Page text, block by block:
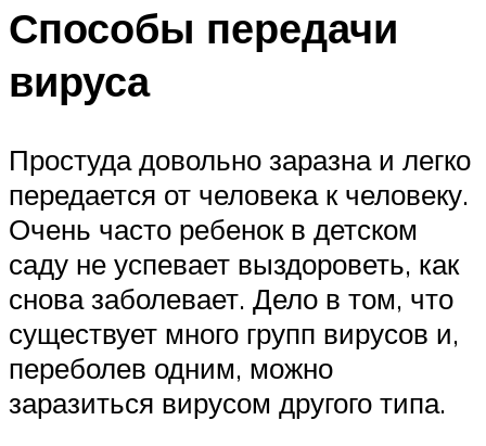
Способы передачи
вируса
Простуда довольно заразна и легко
передается от человека к человеку.
Очень часто ребенок в детском
саду не успевает выздороветь, как
снова заболевает. Дело в том, что
существует много групп вирусов и,
переболев одним, можно
заразиться вирусом другого типа.